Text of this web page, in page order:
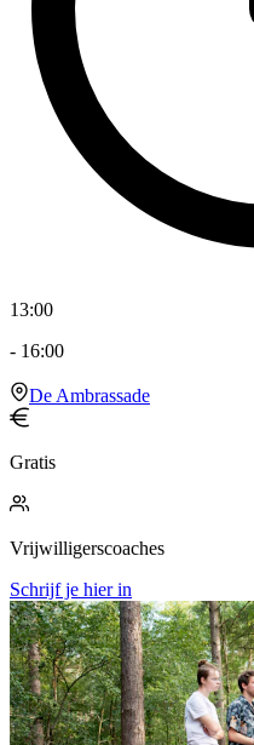
13:00
- 16:00
De Ambrassade
Gratis
Vrijwilligerscoaches
Schrijf je hier in